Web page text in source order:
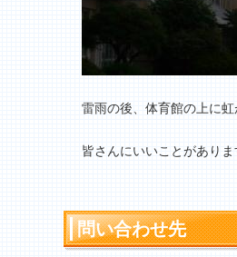
雷雨の後、体育館の上に虹
皆さんにいいことがありま
問い合わせ先